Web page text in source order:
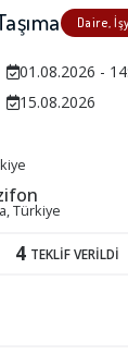
Daire,
01.08.2026 -
15.08.2026
Türkiye
4 TEKLİF VERİLDİ